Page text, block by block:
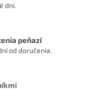
dni.
peňazí
od doručenia.